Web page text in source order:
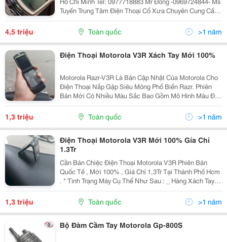
Tuyến Trung Tâm Điện Thoại Cổ Xưa Chuyên Cung Cấp
Tất Cả Các Dòng Điện Thoại Nokia Cổ, Samsung Cổ,
Sony Cổ, Motorola Cổ. Chuyên Gia Của Chung
4,5 triệu Toàn quốc >1 năm
Điện Thoại Motorola V3R Xách Tay Mới 100%
Motorola Razr-V3R Là Bản Cập Nhật Của Motorola Cho
Điện Thoại Nắp Gập Siêu Mỏng Phổ Biến Razr. Phiên
Bản Mới Có Nhiều Màu Sắc Bao Gồm Mô Hình Màu Đỏ
Lửa Này. Được Trang Bị Kiểu Dáng Cập Nhật, V3R
Cũng Có Thêm Khe Cắm Thẻ Nhớ Microsd Và...
1,3 triệu Toàn quốc >1 năm
Điện Thoại Motorola V3R Mới 100% Gía Chỉ
1.3Tr
Cần Bán Chiệc Điện Thoại Motorola V3R Phiên Bản
Quốc Tế , Mới 100% , Giá Chỉ 1,3Tr Tại Thành Phố Hcm
. * Tình Trạng Máy Cụ Thể Như Sau : _ Hàng Xách Tay
Châu Âu Chuẩn Chỉ , Không Lỗi Lầm , Chưa Qua Sử
Dụng , Chứ Bung Tem Bung Ốc, _ Máy Trùng Mã Code...
1,3 triệu Toàn quốc >1 năm
Bộ Đàm Cầm Tay Motorola Gp-800S